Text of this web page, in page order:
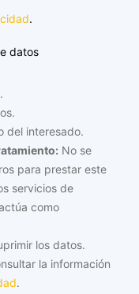
.
datos
del interesado.
No se
para prestar este
servicios de
como
los datos.
la información
.